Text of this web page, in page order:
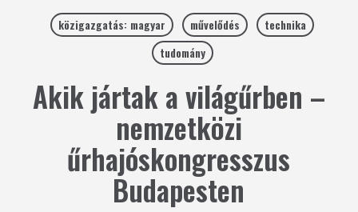
közigazgatás: magyar művelődés
technika
tudomány
Akik jártak a világűrben –
nemzetközi
űrhajóskongresszus
Budapesten